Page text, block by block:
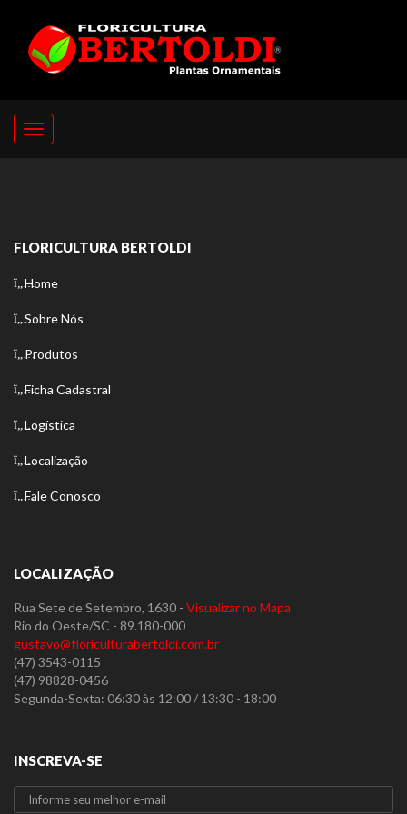
Toggle
navigation
FLORICULTURA BERTOLDI
Home
Sobre Nós
Produtos
Ficha Cadastral
Logística
Localização
Fale Conosco
LOCALIZAÇÃO
Rua Sete de Setembro, 1630 - Visualizar no Mapa
Rio do Oeste/SC - 89.180-000
gustavo@floriculturabertoldi.com.br
(47) 3543-0115
(47) 98828-0456
Segunda-Sexta: 06:30 às 12:00 / 13:30 - 18:00
INSCREVA-SE